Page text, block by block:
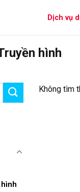
Dịch vụ
hình
Không tìm